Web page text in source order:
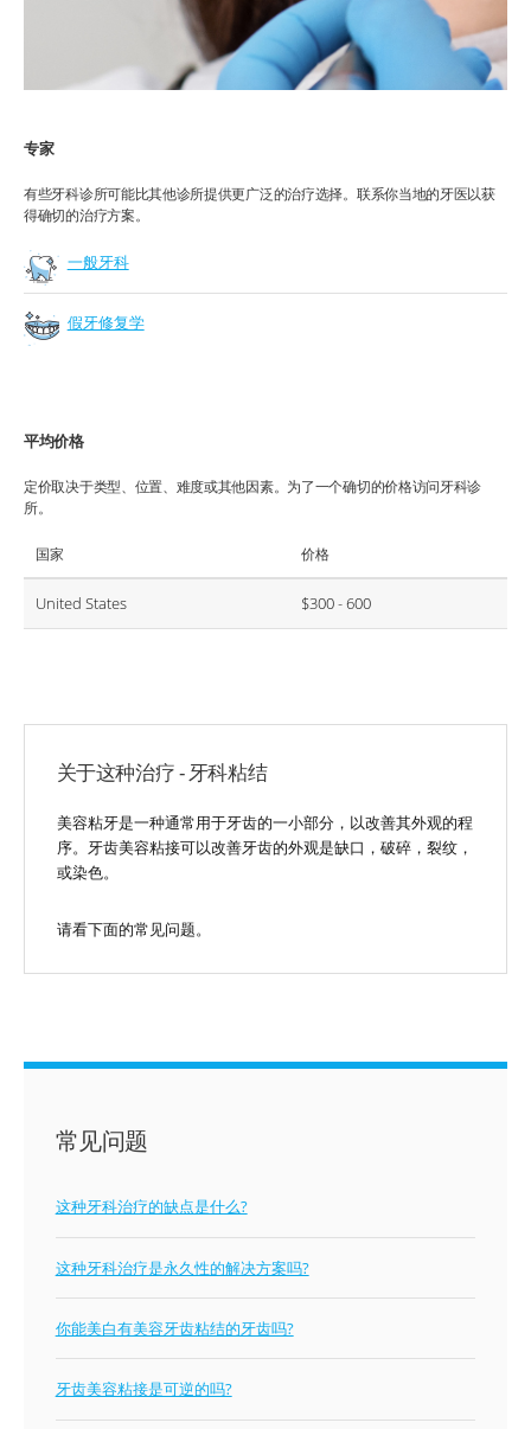
专家
有些牙科诊所可能比其他诊所提供更广泛的治疗选择。联系你当地的牙医以获
得确切的治疗方案。
一般牙科
假牙修复学
平均价格
定价取决于类型、位置、难度或其他因素。为了一个确切的价格访问牙科诊
所。
国家 价格
United States $300 - 600
关于这种治疗 - 牙科粘结
美容粘牙是一种通常用于牙齿的一小部分，以改善其外观的程
序。牙齿美容粘接可以改善牙齿的外观是缺口，破碎，裂纹，
或染色。
请看下面的常见问题。
常见问题
这种牙科治疗的缺点是什么?
这种牙科治疗是永久性的解决方案吗?
你能美白有美容牙齿粘结的牙齿吗?
牙齿美容粘接是可逆的吗?